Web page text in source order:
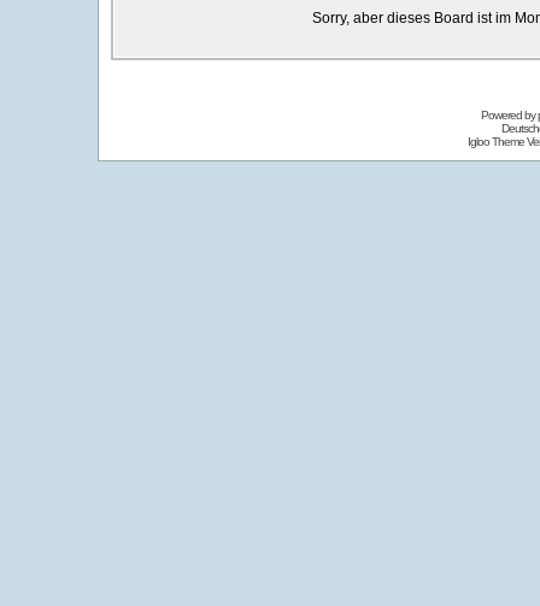
Sorry, aber dieses Board ist im
Powered by
Igloo Theme